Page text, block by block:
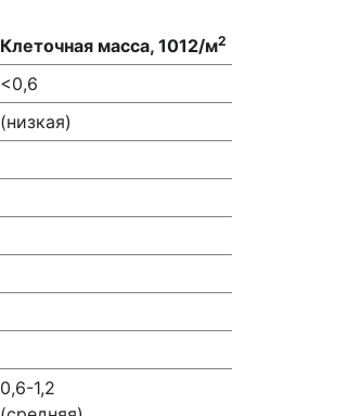
Клеточная масса, 1012/м2
<0,6
(низкая)
0,6-1,2